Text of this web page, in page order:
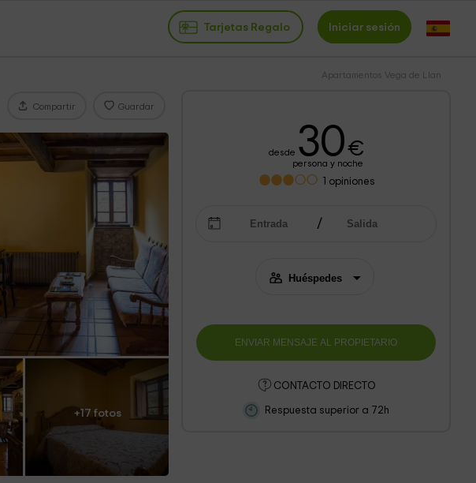
Tarjetas Regalo Iniciar sesión
Apartamentos Vega de Llan
Compartir Guardar
+17 fotos
desde 30€
persona y noche
1 opiniones
CONTACTO DIRECTO
Respuesta superior a 72h